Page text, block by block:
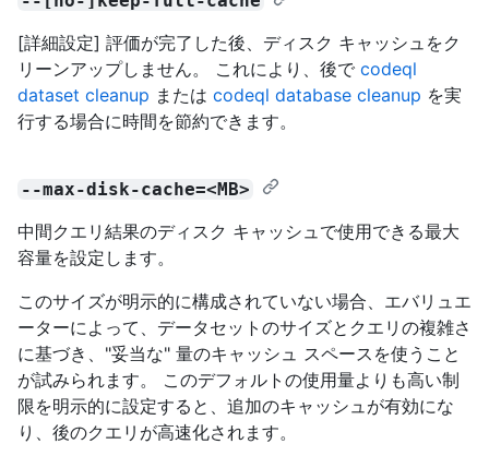
[詳細設定] 評価が完了した後、ディスク キャッシュをク
リーンアップしません。 これにより、後で codeql
dataset cleanup または codeql database cleanup を実
行する場合に時間を節約できます。
--max-disk-cache=<MB>
中間クエリ結果のディスク キャッシュで使用できる最大
容量を設定します。
このサイズが明示的に構成されていない場合、エバリュエ
ーターによって、データセットのサイズとクエリの複雑さ
に基づき、"妥当な" 量のキャッシュ スペースを使うこと
が試みられます。 このデフォルトの使用量よりも高い制
限を明示的に設定すると、追加のキャッシュが有効にな
り、後のクエリが高速化されます。